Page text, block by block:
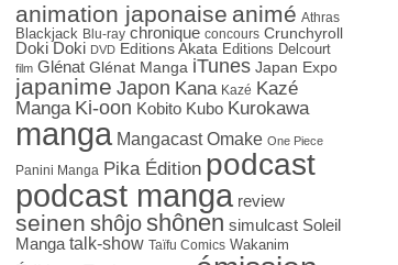
animation japonaise animé Athras
Blackjack Blu-ray chronique concours Crunchyroll
Doki Doki DVD Editions Akata Editions Delcourt
film Glénat Glénat Manga iTunes Japan Expo
japanime Japon Kana Kazé Kazé
Manga Ki-oon Kobito Kubo Kurokawa
manga Mangacast Omake One Piece
Panini Manga Pika Édition podcast
podcast manga review
seinen shôjoshônen simulcast Soleil
Manga talk-show Taïfu Comics Wakanim